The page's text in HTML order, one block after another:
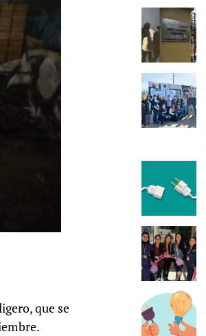
que se